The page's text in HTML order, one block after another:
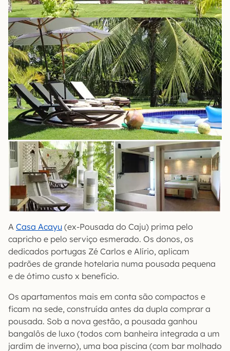
A Casa Acayu (ex-Pousada do Caju) prima pelo
capricho e pelo serviço esmerado. Os donos, os
dedicados portugas Zé Carlos e Alírio, aplicam
padrões de grande hotelaria numa pousada pequena
e de ótimo custo x benefício.
Os apartamentos mais em conta são compactos e
ficam na sede, construída antes da dupla comprar a
pousada. Sob a nova gestão, a pousada ganhou
bangalôs de luxo (todos com banheira integrada a um
jardim de inverno), uma boa piscina (com bar molhado